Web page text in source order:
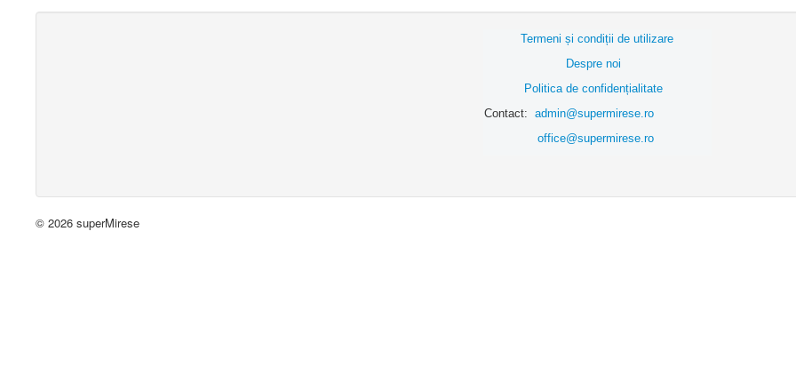
Termeni și condiții de utilizare
Despre noi
Politica de confidențialitate
Contact: admin@supermirese.ro
office@supermirese.ro
© 2026 superMirese